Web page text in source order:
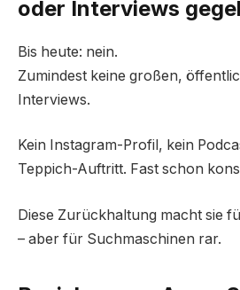
oder Interviews
Bis heute: nein.
Zumindest keine großen,
Interviews.
Kein Instagram-Profil, kein
Teppich-Auftritt. Fast schon
Diese Zurückhaltung macht sie
– aber für Suchmaschinen rar.